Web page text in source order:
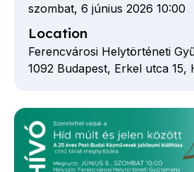
szombat, 6 június 2026 10:00
Location
Ferencvárosi Helytörténeti
1092 Budapest, Erkel utca 15,